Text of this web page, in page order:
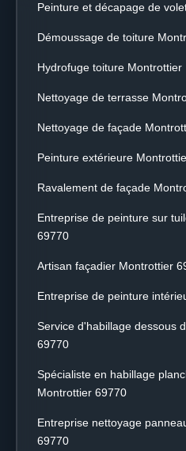
Peinture et décapage de
Démoussage de toiture
Hydrofuge toiture Montrottier
Nettoyage de terrasse
Nettoyage de façade
Peinture extérieure
Ravalement de façade
Entreprise de peinture sur
69770
Artisan façadier Montrottier
Entreprise de peinture
Service d'habillage dessous
69770
Spécialiste en habillage
Montrottier 69770
Entreprise nettoyage
69770